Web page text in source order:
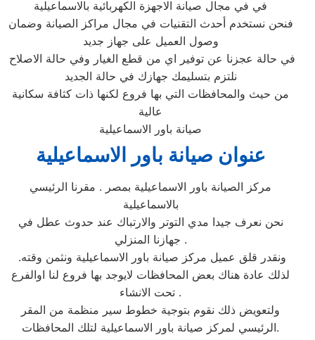
في في مجال صيانة الاجهزة الكهربائية بالاسماعيلية‏
فنحن نستخدم أحدث التقنيات في مجال مراكز الصيانة وضمان
وصول العميل على جهاز جديد
نلتزم بتسليمك جهازك في حالة الجديد
من حيث والمحافظات التي بها فروع لكنها ذات كثافة سكانية
عالية
صيانة باور الاسماعيلية
عنوان صيانة باور الاسماعيلية‏
مركز الصيانة باور الاسماعيلية‏ بمصر . مقرنا الرئيسي
بالاسماعيلية‏
نحن نعرف جيدا مدي التوتر والارتباك عند حدوث عطل في
جهازنا المنزلي .
لذلك عادة هناك بعض المحافظات لايوجد بها فروع لنا اوالفرع
تحت الانشاء .
ولتعويض ذلك نقوم بتوجية خطوط سير منظمة من المقر
الرئيسي لمركز صيانة باور الاسماعيلية‏ لتلك المحافظات.